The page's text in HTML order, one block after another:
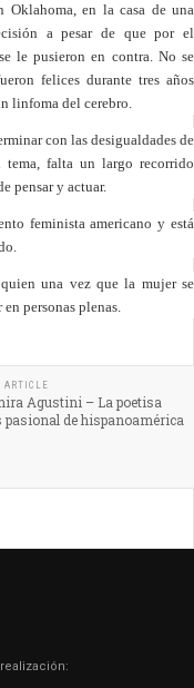
Oklahoma, en la casa de una
a pesar de que por el
le pusieron en contra. No se
felices durante tres años
linfoma del cerebro.
con las desigualdades de
tema, falta un largo recorrido
pensar y actuar.
feminista americano y está
una vez que la mujer se
personas plenas.
ARTICLE
Agustini – La poetisa
pasional de hispanoamérica